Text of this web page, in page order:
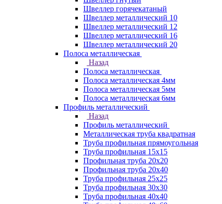
Швеллер горячекатаный
Швеллер металлический 10
Швеллер металлический 12
Швеллер металлический 16
Швеллер металлический 20
Полоса металлическая
Назад
Полоса металлическая
Полоса металлическая 4мм
Полоса металлическая 5мм
Полоса металлическая 6мм
Профиль металлический
Назад
Профиль металлический
Металлическая труба квадратная
Труба профильная прямоугольная
Труба профильная 15х15
Профильная труба 20х20
Профильная труба 20х40
Труба профильная 25х25
Труба профильная 30x30
Труба профильная 40х40